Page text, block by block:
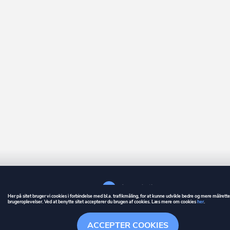
GUIDE BETINGELSER
er et registreret varemærke tilhørende ownr ApS – CVR nr.: 36 40 88
ACCEPTER COOKIES
Her på sitet bruger vi cookies i forbindelse med bl.a. trafikmåling, for at kunne udvikle bedre og mere
brugeroplevelser. Ved at benytte sitet accepterer du brugen af cookies. Læs mere om cookiesher.